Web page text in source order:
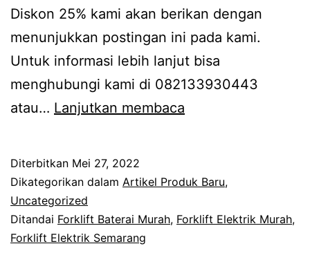
Diskon 25% kami akan berikan dengan
menunjukkan postingan ini pada kami.
Untuk informasi lebih lanjut bisa
menghubungi kami di 082133930443
atau… Lanjutkan membaca
Murah
Jawa
Diterbitkan Mei 27, 2022
Dikategorikan dalam Artikel Produk Baru,
Uncategorized
Ditandai Forklift Baterai Murah, Forklift Elektrik Murah,
Forklift Elektrik Semarang